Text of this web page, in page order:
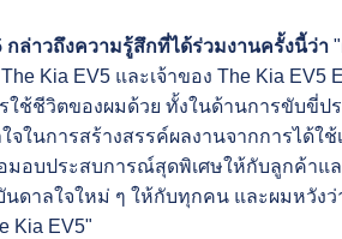
กล่าวถึงความรู้สึกที่ได้ร่วมงานครั้งนี้ว่า"
Kia EV5 และเจ้าของ The Kia EV5
ช้ชีวิตของผมด้วย ทั้งในด้านการขับขี่ป
ในการสร้างสรรค์ผลงานจากการได้ใ
มอบประสบการณ์สุดพิเศษให้กับลูกค้า
ดาลใจใหม่ ๆ ให้กับทุกคน และผมหวัง
Kia EV5"